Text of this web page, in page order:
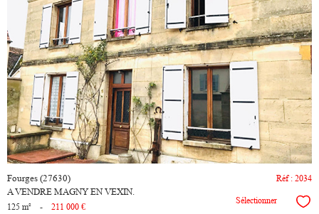
voir le
bien
Fourges (27630)
A VENDRE MAGNY EN VEXIN.
Réf : 2034
125 m² - 211 000 €
Sélectionner